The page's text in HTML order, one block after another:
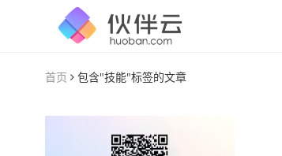
首页 包含"技能"标签的文章